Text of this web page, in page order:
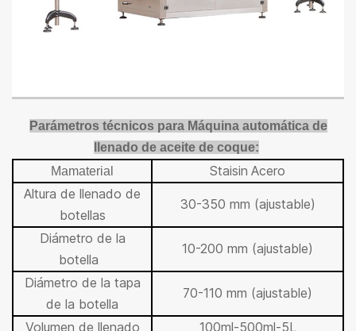
Parámetros técnicos para Máquina automática de
llenado de aceite de coque:
Mamaterial Staisin Acero
Altura de llenado de
botellas
30-350 mm (ajustable)
Diámetro de la
botella
10-200 mm (ajustable)
Diámetro de la tapa
de la botella
70-110 mm (ajustable)
Volumen de llenado 100ml-500ml-5L